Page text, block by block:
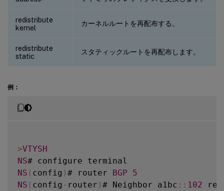
redistribute
kernel
カーネルルートを再配布する。
redistribute
static
スタティックルートを再配布します。
例：
>VTYSH
NS
NS ( config ) # router BGP
5
NS ( config - router ) # Neighbor a1bc : : 102